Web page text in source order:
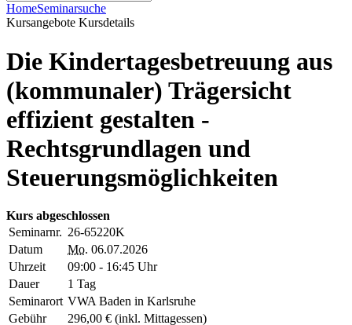
HomeSeminarsuche
Kursangebote Kursdetails
Die Kindertagesbetreuung aus
(kommunaler) Trägersicht
effizient gestalten -
Rechtsgrundlagen und
Steuerungsmöglichkeiten
Kurs abgeschlossen
Seminarnr. 26-65220K
Datum
Mo. 06.07.2026
Uhrzeit
09:00 - 16:45 Uhr
Dauer
1 Tag
Seminarort VWA Baden in Karlsruhe
Gebühr
296,00 € (inkl. Mittagessen)